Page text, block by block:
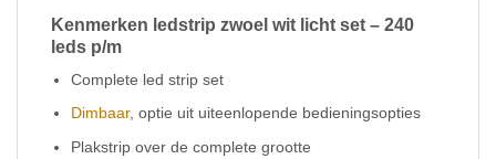
Kenmerken ledstrip zwoel wit licht set – 240
leds p/m
Complete led strip set
Dimbaar, optie uit uiteenlopende bedieningsopties
Plakstrip over de complete grootte